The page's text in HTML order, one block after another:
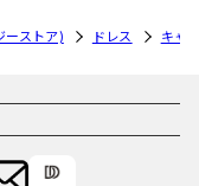
ーストア) ドレス キャ